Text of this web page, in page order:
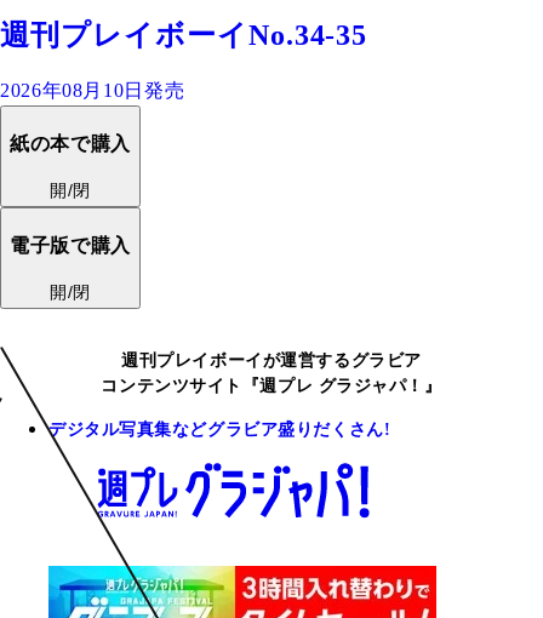
週刊プレイボーイNo.34-35
2026年08月10日発売
紙の本で購入
開/閉
電子版で購入
開/閉
週刊プレイボーイが運営するグラビア
コンテンツサイト『週プレ グラジャパ！』
デジタル写真集などグラビア盛りだくさん!